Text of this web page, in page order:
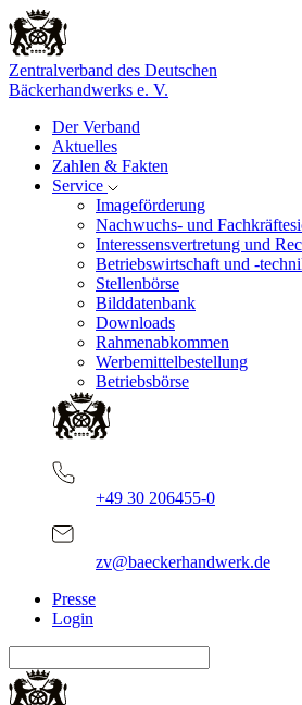
Zentralverband des Deutschen
Bäckerhandwerks e. V.
Der Verband
Aktuelles
Zahlen & Fakten
Service
Imageförderung
Nachwuchs- und
Interessensvertretung und
Betriebswirtschaft und -
Stellenbörse
Bilddatenbank
Downloads
Rahmenabkommen
Werbemittelbestellung
Betriebsbörse
+49 30 206455-0
zv@baeckerhandwerk.de
Presse
Login